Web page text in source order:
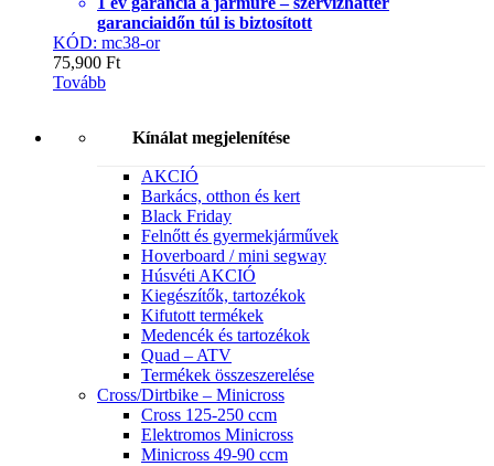
garanciaidőn túl is biztosított
KÓD: mc38-or
75,900 Ft
Tovább
Kínálat megjelenítése
AKCIÓ
Barkács, otthon és kert
Black Friday
Felnőtt és gyermekjárművek
Hoverboard / mini segway
Húsvéti AKCIÓ
Kiegészítők, tartozékok
Kifutott termékek
Medencék és tartozékok
Quad – ATV
Termékek összeszerelése
Cross/Dirtbike – Minicross
Cross 125-250 ccm
Elektromos Minicross
Minicross 49-90 ccm